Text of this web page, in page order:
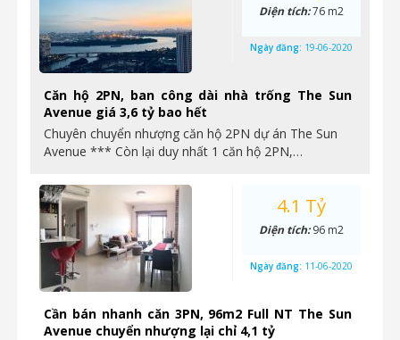
Căn hộ 2PN, ban công dài nhà trống The Sun
Avenue giá 3,6 tỷ bao hết
Chuyên chuyển nhượng căn hộ 2PN dự án The Sun
Avenue *** Còn lại duy nhất 1 căn hộ 2PN,…
Diện tích:76 m2
Ngày đăng: 19-06-2020
Cần bán nhanh căn 3PN, 96m2 Full NT The Sun
Avenue chuyển nhượng lại chỉ 4,1 tỷ
4.1 Tỷ
Diện tích:96 m2
Ngày đăng: 11-06-2020